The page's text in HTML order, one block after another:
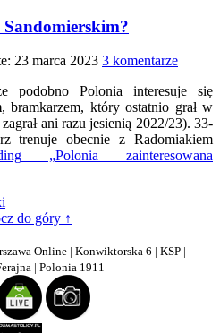
23 marca 2023 3 komentarzedo
podobno Polonia interesuje się
, bramkarzem, który ostatnio grał w
ani razu jesienią 2022/23). 33-
trenuje obecnie z Radomiakiem
„Polonia zainteresowana
do góry ↑
Online | Konwiktorska 6 | KSP |
| Polonia 1911